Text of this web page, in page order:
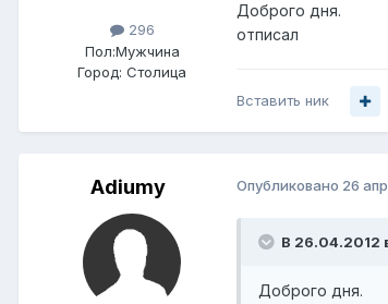
296
Пол:Мужчина
Город: Столица
Доброго дня.
отписал
Вставить ник
Adiumy Опубликовано 26
В 26.04.2012
Доброго дня.